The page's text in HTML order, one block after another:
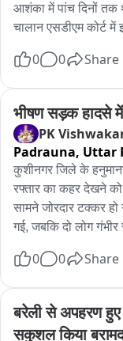
आशंका में पांच दिनों तक
चालान एसडीएम कोर्ट
तहसील में बैठाए रखा
संबंधित वीडियो
उठ रहा है कि यदि पशु
क्यों नहीं की गई और
हिरासत में रखने का
इसकी स्वतंत्र पुष्टि नहीं
0 0 Share
भीषण सड़क हादसे
PK
Padrauna, Uttar
कुशीनगर जिले के
रफ्तार का कहर देखने
सामने जोरदार टक्कर हो
गई, जबकि दो लोग
सूचना मिलते ही पुलिस
शुरू कर दी है। घटना के
0 0 Share
बरेली से अपहरण हुए
सकुशल किया बरामद